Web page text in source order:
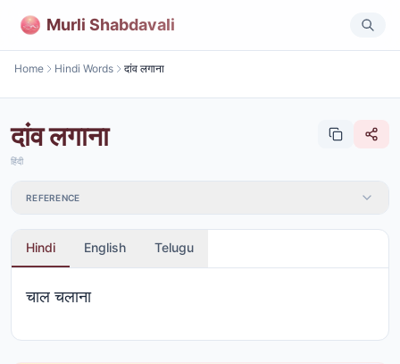
Murli Shabdavali
Home Hindi Words दांव लगाना
दांव लगाना
हिंदी
REFERENCE
Hindi English Telugu
चाल चलाना